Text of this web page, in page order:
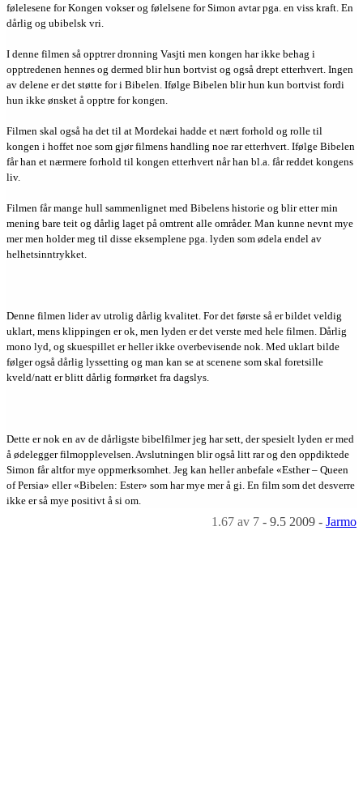
følelesene for Kongen vokser og følelsene for Simon avtar pga. en viss kraft. En
dårlig og ubibelsk vri.
I denne filmen så opptrer dronning Vasjti men kongen har ikke behag i
opptredenen hennes og dermed blir hun bortvist og også drept etterhvert. Ingen
av delene er det støtte for i Bibelen. Ifølge Bibelen blir hun kun bortvist fordi
hun ikke ønsket å opptre for kongen.
Filmen skal også ha det til at Mordekai hadde et nært forhold og rolle til
kongen i hoffet noe som gjør filmens handling noe rar etterhvert. Ifølge Bibelen
får han et nærmere forhold til kongen etterhvert når han bl.a. får reddet kongens
liv.
Filmen får mange hull sammenlignet med Bibelens historie og blir etter min
mening bare teit og dårlig laget på omtrent alle områder. Man kunne nevnt mye
mer men holder meg til disse eksemplene pga. lyden som ødela endel av
helhetsinntrykket.
Denne filmen lider av utrolig dårlig kvalitet. For det første så er bildet veldig
uklart, mens klippingen er ok, men lyden er det verste med hele filmen. Dårlig
mono lyd, og skuespillet er heller ikke overbevisende nok. Med uklart bilde
følger også dårlig lyssetting og man kan se at scenene som skal foretsille
kveld/natt er blitt dårlig formørket fra dagslys.
Dette er nok en av de dårligste bibelfilmer jeg har sett, der spesielt lyden er med
å ødelegger filmopplevelsen. Avslutningen blir også litt rar og den oppdiktede
Simon får altfor mye oppmerksomhet. Jeg kan heller anbefale «Esther – Queen
of Persia» eller «Bibelen: Ester» som har mye mer å gi. En film som det desverre
ikke er så mye positivt å si om.
1.67 av 7 - 9.5 2009 - Jarmo